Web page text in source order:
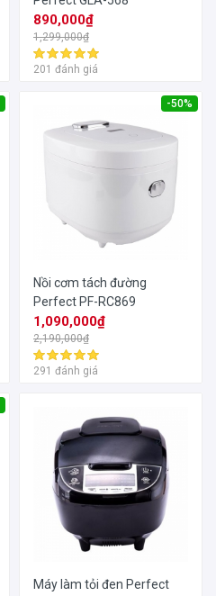
890,000₫
1,299,000₫
201 đánh giá
-50%
Nồi cơm tách đường
Perfect PF-RC869
1,090,000₫
2,190,000₫
291 đánh giá
Máy làm tỏi đen Perfect